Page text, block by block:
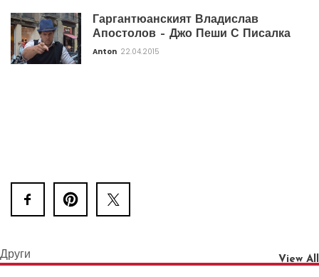
Гаргантюанският Владислав
Апостолов – Джо Пеши С Писалка
Anton 22.04.2015
Други View All